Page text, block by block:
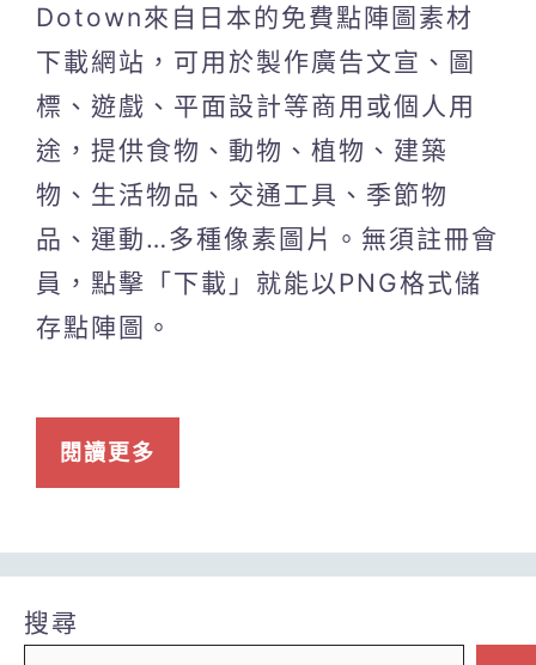
Dotown來自日本的免費點陣圖素材
下載網站，可用於製作廣告文宣、圖
標、遊戲、平面設計等商用或個人用
途，提供食物、動物、植物、建築
物、生活物品、交通工具、季節物
品、運動…多種像素圖片。無須註冊會
員，點擊「下載」就能以PNG格式儲
存點陣圖。
閱讀更多
搜尋